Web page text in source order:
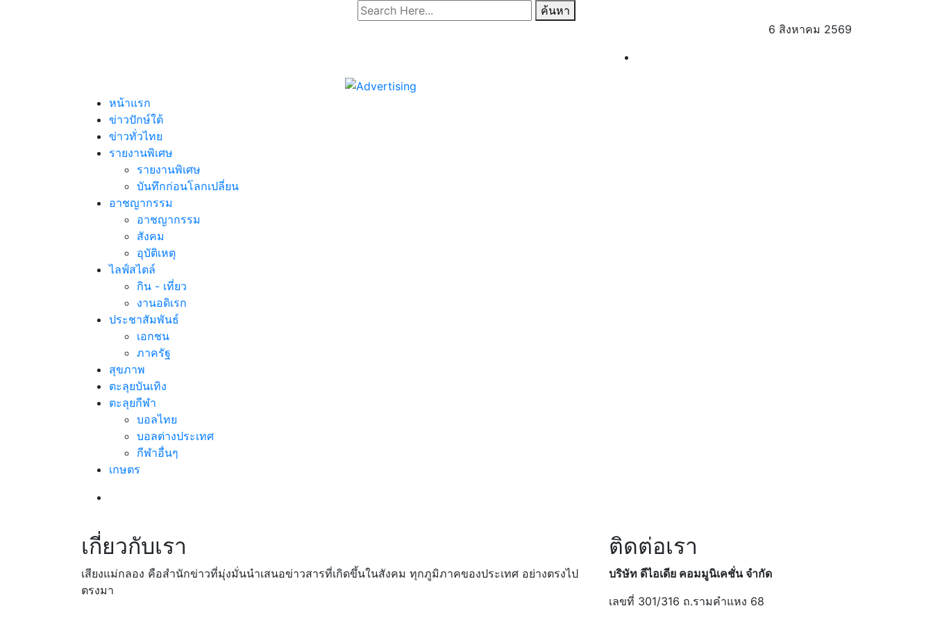
ค้นหา
6 สิงหาคม 2569
หน้าแรก
ข่าวปักษ์ใต้
ข่าวทั่วไทย
รายงานพิเศษ
รายงานพิเศษ
บันทึกก่อนโลกเปลี่ยน
อาชญากรรม
อาชญากรรม
สังคม
อุบัติเหตุ
ไลฟ์สไตล์
กิน - เที่ยว
งานอดิเรก
ประชาสัมพันธ์
เอกชน
ภาครัฐ
สุขภาพ
ตะลุยบันเทิง
ตะลุยกีฬา
บอลไทย
บอลต่างประเทศ
กีฬาอื่นๆ
เกษตร
เกี่ยวกับเรา
เสียงแม่กลอง คือสำนักข่าวที่มุ่งมั่นนำเสนอข่าวสารที่เกิดขึ้นในสังคม ทุกภูมิภาคของประเทศ อย่างตรงไป
ตรงมา
ติดต่อเรา
บริษัท ดีไอเดีย คอมมูนิเคชั่น จำกัด
เลขที่ 301/316 ถ.รามคำแหง 68